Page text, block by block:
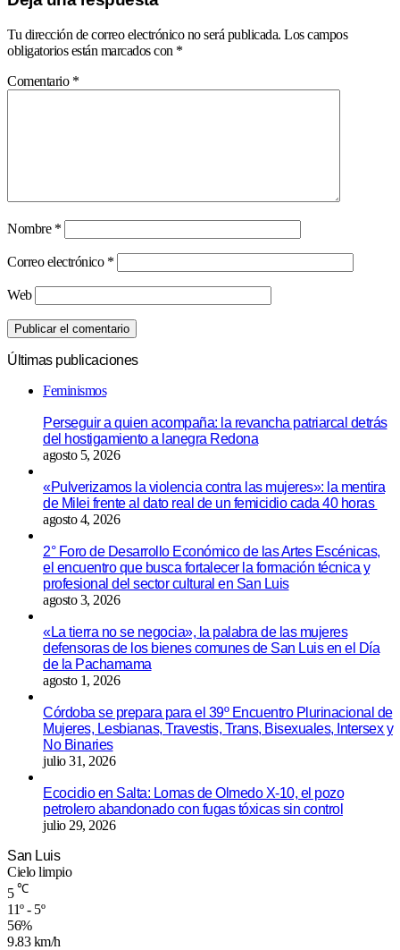
Tu dirección de correo electrónico no será publicada. Los campos
obligatorios están marcados con *
Comentario *
Nombre *
Correo electrónico *
Web
Últimas publicaciones
Feminismos
Perseguir a quien acompaña: la revancha patriarcal detrás
del hostigamiento a lanegra Redona
agosto 5, 2026
«Pulverizamos la violencia contra las mujeres»: la mentira
de Milei frente al dato real de un femicidio cada 40 horas
agosto 4, 2026
2° Foro de Desarrollo Económico de las Artes Escénicas,
el encuentro que busca fortalecer la formación técnica y
profesional del sector cultural en San Luis
agosto 3, 2026
«La tierra no se negocia», la palabra de las mujeres
defensoras de los bienes comunes de San Luis en el Día
de la Pachamama
agosto 1, 2026
Córdoba se prepara para el 39º Encuentro Plurinacional de
Mujeres, Lesbianas, Travestis, Trans, Bisexuales, Intersex y
No Binaries
julio 31, 2026
Ecocidio en Salta: Lomas de Olmedo X-10, el pozo
petrolero abandonado con fugas tóxicas sin control
julio 29, 2026
San Luis
Cielo limpio
5 ℃
11º - 5º
56%
9.83 km/h